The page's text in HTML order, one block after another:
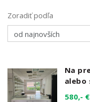
Zoradiť podľa
Na
alebo
580,- €